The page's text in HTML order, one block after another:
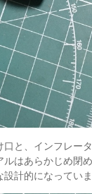
と、インフレー
はあらかじめ閉
計的になっていま